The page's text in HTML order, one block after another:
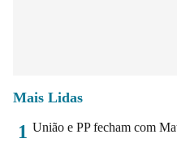
Mais Lidas
1 União e PP fecham com